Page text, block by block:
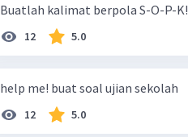
Buatlah kalimat berpola S-O-P-K!
12 5.0
help me! buat soal ujian sekolah
12 5.0